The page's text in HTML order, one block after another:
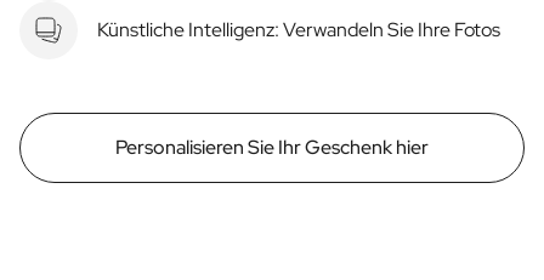
Künstliche Intelligenz: Verwandeln Sie Ihre Fotos
Personalisieren Sie Ihr Geschenk hier